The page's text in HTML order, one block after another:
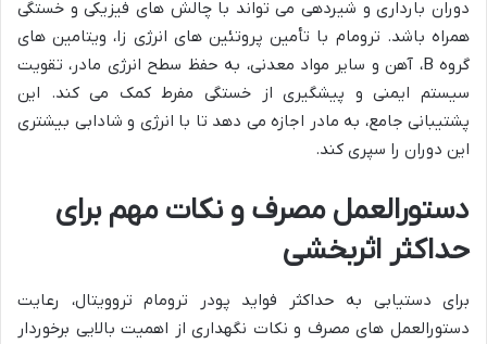
دوران بارداری و شیردهی می تواند با چالش های فیزیکی و خستگی
همراه باشد. ترومام با تأمین پروتئین های انرژی زا، ویتامین های
گروه B، آهن و سایر مواد معدنی، به حفظ سطح انرژی مادر، تقویت
سیستم ایمنی و پیشگیری از خستگی مفرط کمک می کند. این
پشتیبانی جامع، به مادر اجازه می دهد تا با انرژی و شادابی بیشتری
این دوران را سپری کند.
دستورالعمل مصرف و نکات مهم برای
حداکثر اثربخشی
برای دستیابی به حداکثر فواید پودر ترومام تروویتال، رعایت
دستورالعمل های مصرف و نکات نگهداری از اهمیت بالایی برخوردار